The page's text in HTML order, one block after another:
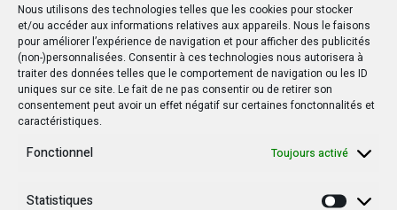
Nous utilisons des technologies telles que les cookies pour stocker
et/ou accéder aux informations relatives aux appareils. Nous le faisons
pour améliorer l’expérience de navigation et pour afficher des publicités
(non-)personnalisées. Consentir à ces technologies nous autorisera à
traiter des données telles que le comportement de navigation ou les ID
uniques sur ce site. Le fait de ne pas consentir ou de retirer son
consentement peut avoir un effet négatif sur certaines fonctonnalités et
caractéristiques.
Fonctionnel Toujours activé
Statistiques